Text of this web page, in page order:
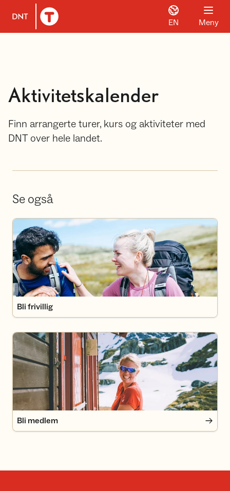
Til DNT.no forside
EN Meny
Aktivitetskalender
Finn arrangerte turer, kurs og aktiviteter med
DNT over hele landet.
Se også
Bli frivillig
Bli frivillig
Bli medlem
Bli medlem